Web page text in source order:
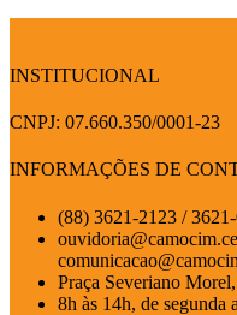
INSTITUCIONAL
CNPJ: 07.660.350/0001-23
INFORMAÇÕES DE
(88) 3621-2123 /
Praça Severiano
8h às 14h, de segunda